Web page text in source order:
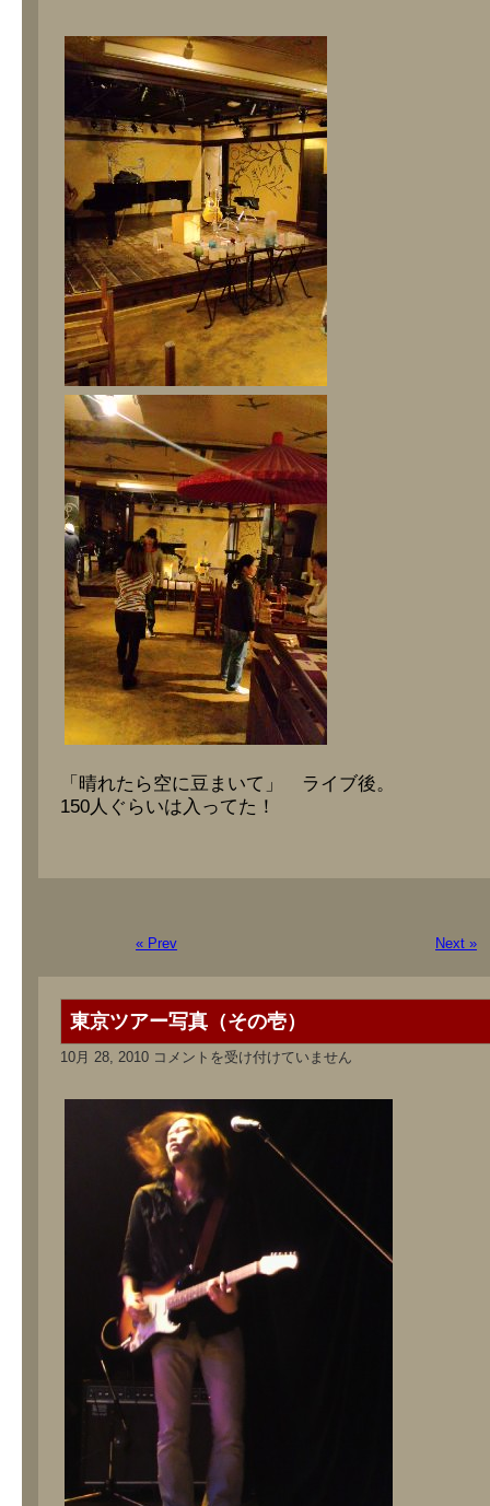
「晴れたら空に豆まいて」 ライブ後。
150人ぐらいは入ってた！
« Prev Next »
東京ツアー写真（その壱）
10月 28, 2010 東
ア
ー
写
真
（そ
の
壱）
は
コメントを受け付けていません